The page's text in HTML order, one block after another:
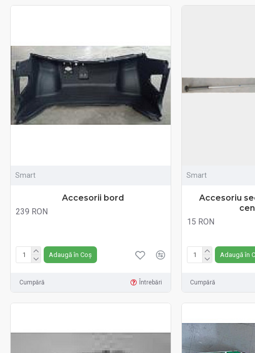
Smart
Accesorii bord
239 RON
Adaugă în Coș
Cumpără Întrebări
Smart
Accesoriu
15 RON
Adaugă în
Cumpără